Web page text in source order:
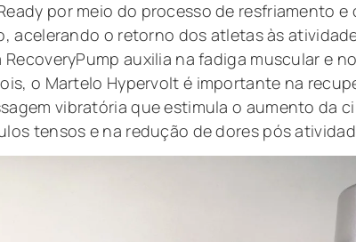
por meio do processo de resfriamento
acelerando o retorno dos atletas às
RecoveryPump auxilia na fadiga muscular e
o Martelo Hypervolt é importante na
vibratória que estimula o aumento da
tensos e na redução de dores pós